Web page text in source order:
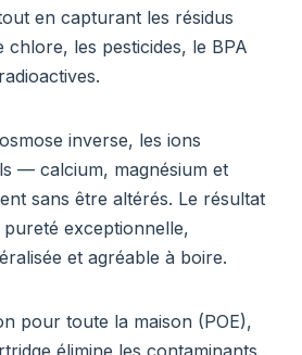
en capturant les résidus
chlore, les pesticides, le BPA
inverse, les ions
— calcium, magnésium et
sans être altérés. Le résultat
exceptionnelle,
et agréable à boire.
pour toute la maison (POE),
élimine les contaminants